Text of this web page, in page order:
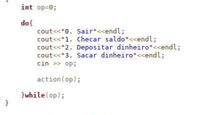
int op=0 ;
do{
cout<<"0. Sair"<<endl ;
cout<<" 1. Checar saldo "<<endl ;
cout<<" 2. Depositar dinheiro "<<endl ;
cout<<"3. Sacar dinheiro "<<endl ;
cin >> op ;
        action
( op ) ;
}while( op ) ;
}